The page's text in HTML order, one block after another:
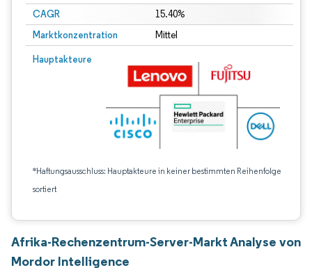
CAGR 15.40%
Marktkonzentration Mittel
Hauptakteure
*Haftungsausschluss: Hauptakteure in keiner bestimmten Reihenfolge
sortiert
Afrika-Rechenzentrum-Server-Markt Analyse von
Mordor Intelligence